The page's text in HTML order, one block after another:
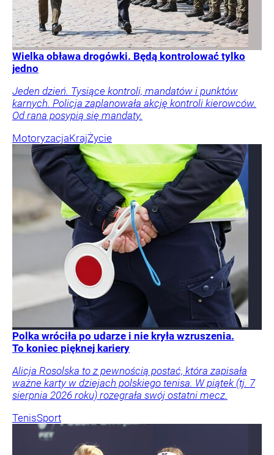
Wielka obława drogówki. Będą kontrolować tylko
jedno
Jeden dzień. Tysiące kontroli, mandatów i punktów
karnych. Policja zaplanowała akcję kontroli kierowców.
Od rana posypią się mandaty.
MotoryzacjaKrajŻycie
Polka wróciła po udarze i nie kryła wzruszenia.
To koniec pięknej kariery
Alicja Rosolska to z pewnością postać, która zapisała
ważne karty w dziejach polskiego tenisa. W piątek (tj. 7
sierpnia 2026 roku) rozegrała swój ostatni mecz.
TenisSport